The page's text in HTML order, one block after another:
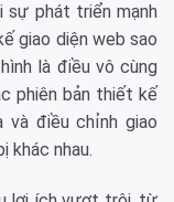
sự phát triển mạnh
giao diện web sao
là điều vô cùng
phiên bản thiết kế
và điều chỉnh giao
khác nhau.